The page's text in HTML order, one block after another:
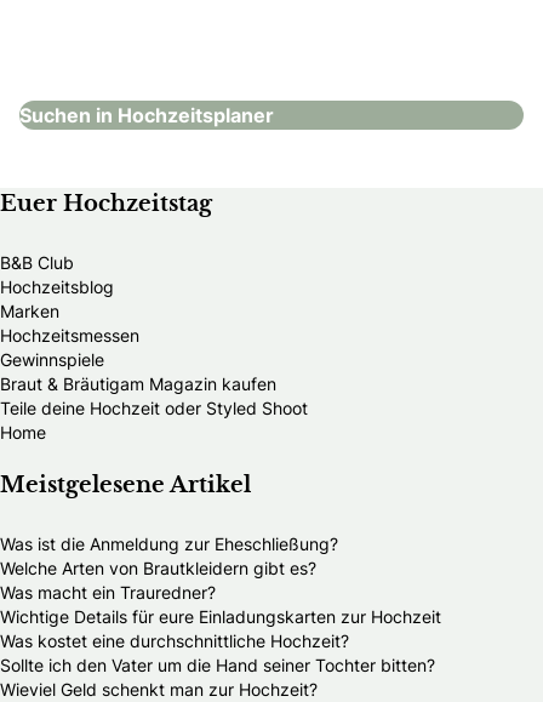
Suchen in Hochzeitsplaner
Euer Hochzeitstag
B&B Club
Hochzeitsblog
Marken
Hochzeitsmessen
Gewinnspiele
Braut & Bräutigam Magazin kaufen
Teile deine Hochzeit oder Styled Shoot
Home
Meistgelesene Artikel
Was ist die Anmeldung zur Eheschließung?
Welche Arten von Brautkleidern gibt es?
Was macht ein Trauredner?
Wichtige Details für eure Einladungskarten zur Hochzeit
Was kostet eine durchschnittliche Hochzeit?
Sollte ich den Vater um die Hand seiner Tochter bitten?
Wieviel Geld schenkt man zur Hochzeit?